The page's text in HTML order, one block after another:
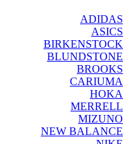
ADIDAS
ASICS
BIRKENSTOCK
BLUNDSTONE
BROOKS
CARIUMA
HOKA
MERRELL
MIZUNO
NEW BALANCE